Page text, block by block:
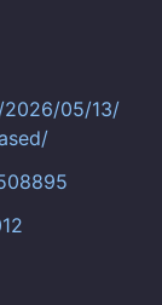
2026/05/13/